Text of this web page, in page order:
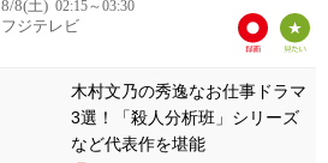
8/8(土) 02:15～03:30
フジテレビ
木村文乃の秀逸なお仕事ドラマ
3選！「殺人分析班」シリーズ
など代表作を堪能